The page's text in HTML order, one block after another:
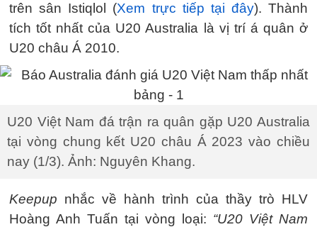
trên sân Istiqlol (Xem trực tiếp tại đây). Thành
tích tốt nhất của U20 Australia là vị trí á quân ở
U20 châu Á 2010.
U20 Việt Nam đá trận ra quân gặp U20 Australia
tại vòng chung kết U20 châu Á 2023 vào chiều
nay (1/3). Ảnh: Nguyên Khang.
Keepup nhắc về hành trình của thầy trò HLV
Hoàng Anh Tuấn tại vòng loại: “U20 Việt Nam